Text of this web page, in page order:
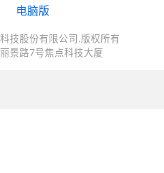
电脑版
技股份有限公司.版权所有
景路7号焦点科技大厦